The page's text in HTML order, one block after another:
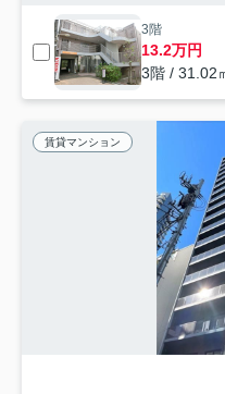
3階
13.2万円
3階 / 31.02
賃貸マンション